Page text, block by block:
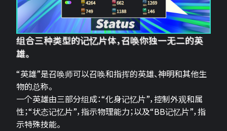
组合三种类型的记忆片体，召唤你独一无二的英
雄。
“英雄”是召唤师可以召唤和指挥的英雄、神明和其他生
物的总称。
一个英雄由三部分组成：“化身记忆片”，控制外观和属
性；“状态记忆片”，指示物理能力；以及“BB记忆片”，指
示特殊技能。